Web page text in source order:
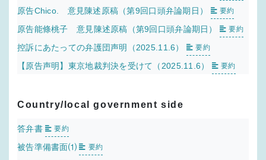
原告Chico. 意見陳述原稿（第9回口頭弁論期日） 要約
原告能條桃子 意見陳述原稿（第9回口頭弁論期日） 要約
控訴にあたっての弁護団声明（2025.11.6） 要約
【原告声明】東京地裁判決を受けて（2025.11.6） 要約
Country/local government side
答弁書 要約
被告準備書面⑴ 要約